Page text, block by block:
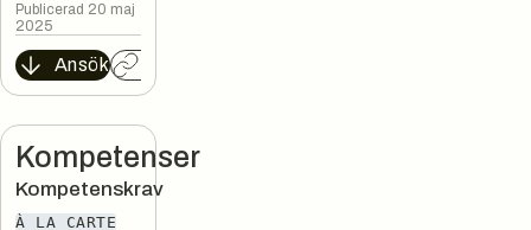
Publicerad 20 maj
2025
Ansök
Kompetenser
Kompetenskrav
À LA CARTE